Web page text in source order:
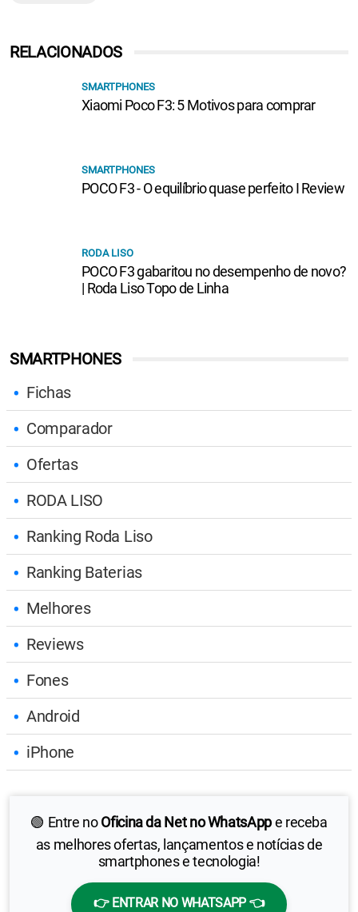
SMARTPHONES
Fichas
Comparador
Ofertas
RODA LISO
Ranking Roda Liso
Ranking Baterias
Melhores
Reviews
Fones
Android
iPhone
🟢 Entre noOficina da Net no WhatsAppe receba
as melhores ofertas, lançamentos e notícias de
smartphones e tecnologia!
👉 ENTRAR NO WHATSAPP 👈
RELACIONADOS
SMARTPHONES
Xiaomi Poco F3: 5 Motivos para comprar
SMARTPHONES
POCO F3 - O equilíbrio quase perfeito I Review
RODA LISO
POCO F3 gabaritou no desempenho de novo?
| Roda Liso Topo de Linha